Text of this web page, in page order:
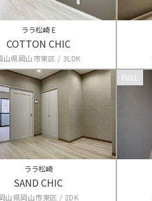
ララ松崎 E
COTTON CHIC
山県岡山市東区 / 3LDK
ララ松崎
SAND CHIC
山県岡山市東区 / 2DK
FULL